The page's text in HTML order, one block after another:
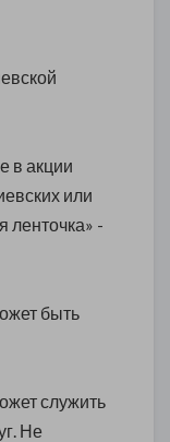
в акции
или
ленточка» -
быть
служить
Не